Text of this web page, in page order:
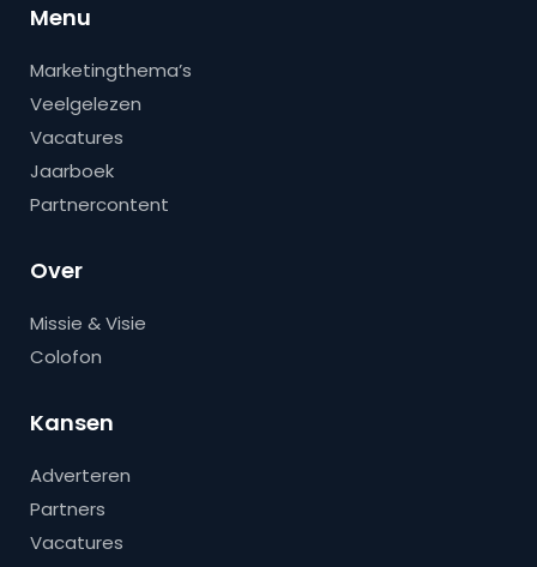
Menu
Marketingthema’s
Veelgelezen
Vacatures
Jaarboek
Partnercontent
Over
Missie & Visie
Colofon
Kansen
Adverteren
Partners
Vacatures